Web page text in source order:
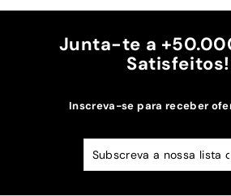
0
Junta-te a
Satisfeitos!
Inscreva-se para receber
a